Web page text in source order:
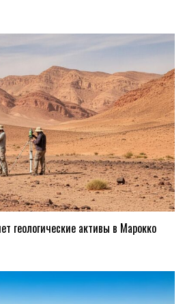
геологические активы в Марокко